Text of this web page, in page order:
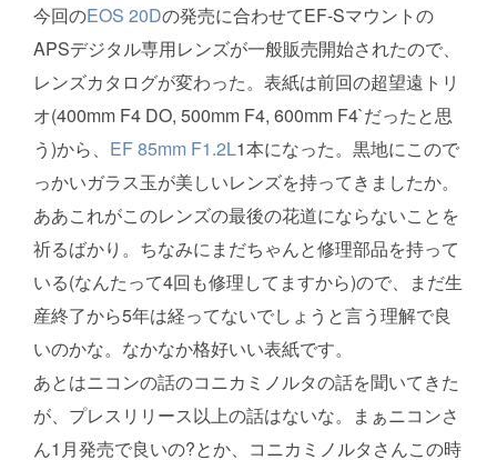
今回のEOS 20Dの発売に合わせてEF-Sマウントの
APSデジタル専用レンズが一般販売開始されたので、
レンズカタログが変わった。表紙は前回の超望遠トリ
オ(400mm F4 DO, 500mm F4, 600mm F4`だったと思
う)から、 EF 85mm F1.2L1本になった。黒地にこので
っかいガラス玉が美しいレンズを持ってきましたか。
ああこれがこのレンズの最後の花道にならないことを
祈るばかり。ちなみにまだちゃんと修理部品を持って
いる(なんたって4回も修理してますから)ので、まだ生
産終了から5年は経ってないでしょうと言う理解で良
いのかな。なかなか格好いい表紙です。
あとはニコンの話のコニカミノルタの話を聞いてきた
が、プレスリリース以上の話はないな。まぁニコンさ
ん1月発売で良いの?とか、コニカミノルタさんこの時